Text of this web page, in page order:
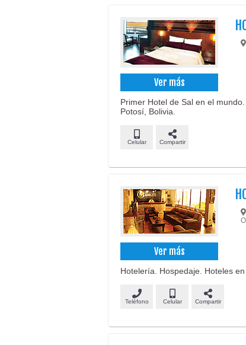
Ver más
Primer Hotel de Sal en el
Potosí, Bolivia.
Celular Compartir
Ver más
Hotelería. Hospedaje. Hoteles
Teléfono Celular Compartir